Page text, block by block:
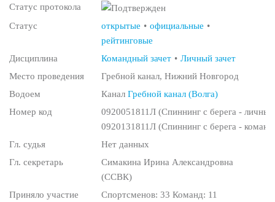
Статус протокола
Статус
открытые
официальные
рейтинговые
Дисциплина
Командный зачет
Личный зачет
Место проведения
Гребной канал, Нижний Новгород
Водоем
Канал Гребной канал (Волга)
Номер код
0920051811Л (Спиннинг с берега - личный
0920131811Л (Спиннинг с берега -
Гл. судья
Нет данных
Гл. секретарь
Симакина Ирина Александровна
(ССВК)
Приняло участие
Спортсменов: 33 Команд: 11